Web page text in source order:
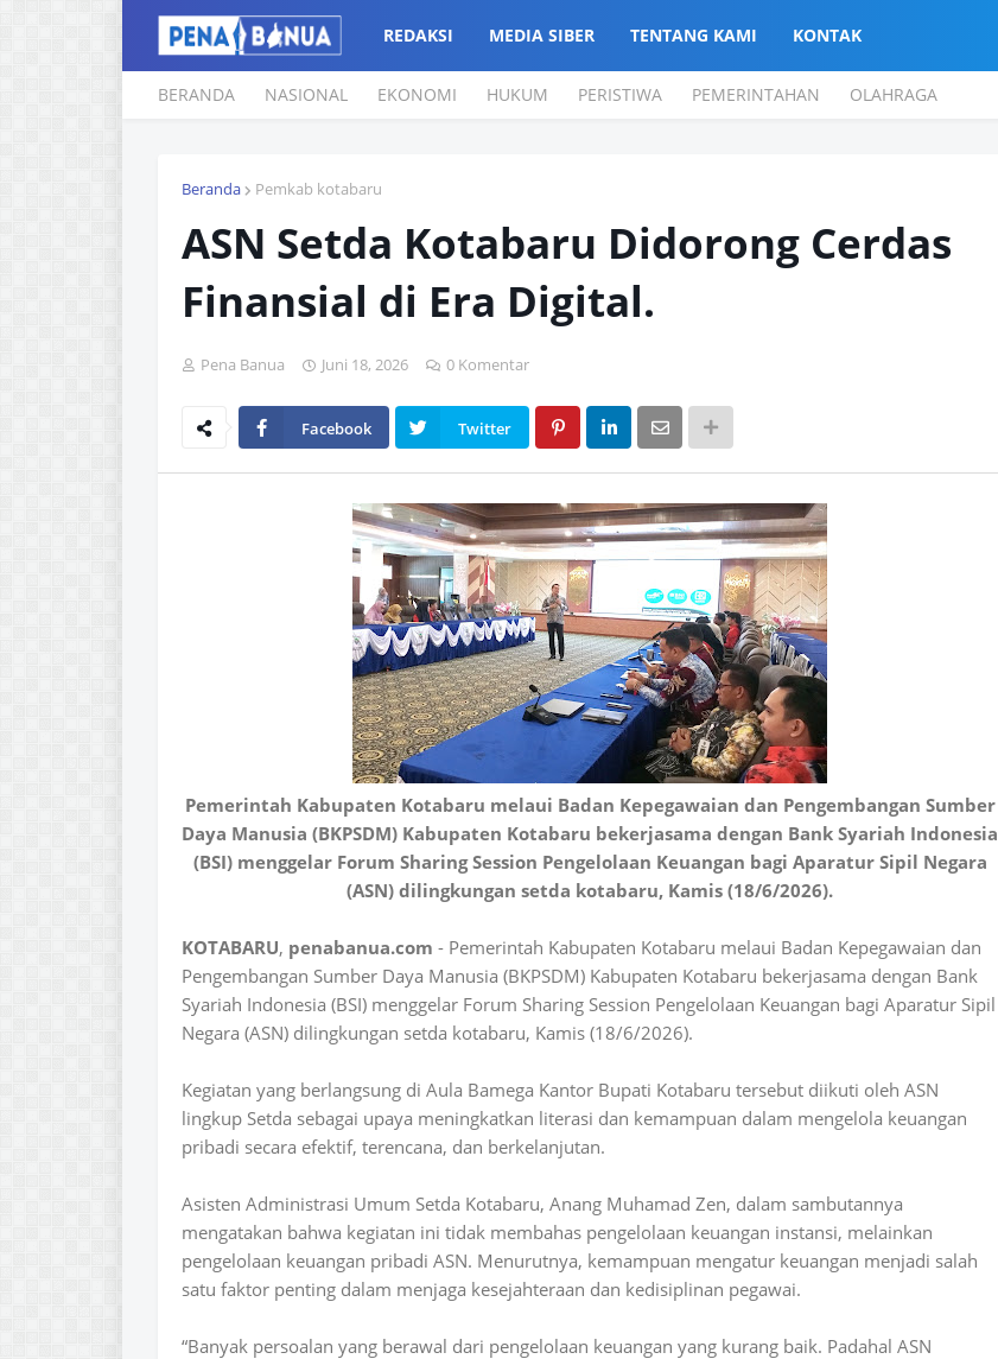
REDAKSI MEDIA SIBER TENTANG KAMI KONTAK
BERANDA NASIONAL EKONOMI HUKUM PERISTIWA PEMERINTAHAN OLAHRAGA
Beranda Pemkab kotabaru
ASN Setda Kotabaru Didorong Cerdas
Finansial di Era Digital.
Pena Banua Juni 18, 2026 0 Komentar
Facebook Twitter
Pemerintah Kabupaten Kotabaru melaui Badan Kepegawaian dan Pengembangan Sumber
Daya Manusia (BKPSDM) Kabupaten Kotabaru bekerjasama dengan Bank Syariah Indonesia
(BSI) menggelar Forum Sharing Session Pengelolaan Keuangan bagi Aparatur Sipil Negara
(ASN) dilingkungan setda kotabaru, Kamis (18/6/2026).
KOTABARU, penabanua.com - Pemerintah Kabupaten Kotabaru melaui Badan Kepegawaian dan
Pengembangan Sumber Daya Manusia (BKPSDM) Kabupaten Kotabaru bekerjasama dengan Bank
Syariah Indonesia (BSI) menggelar Forum Sharing Session Pengelolaan Keuangan bagi Aparatur Sipil
Negara (ASN) dilingkungan setda kotabaru, Kamis (18/6/2026).
Kegiatan yang berlangsung di Aula Bamega Kantor Bupati Kotabaru tersebut diikuti oleh ASN
lingkup Setda sebagai upaya meningkatkan literasi dan kemampuan dalam mengelola keuangan
pribadi secara efektif, terencana, dan berkelanjutan.
Asisten Administrasi Umum Setda Kotabaru, Anang Muhamad Zen, dalam sambutannya
mengatakan bahwa kegiatan ini tidak membahas pengelolaan keuangan instansi, melainkan
pengelolaan keuangan pribadi ASN. Menurutnya, kemampuan mengatur keuangan menjadi salah
satu faktor penting dalam menjaga kesejahteraan dan kedisiplinan pegawai.
“Banyak persoalan yang berawal dari pengelolaan keuangan yang kurang baik. Padahal ASN